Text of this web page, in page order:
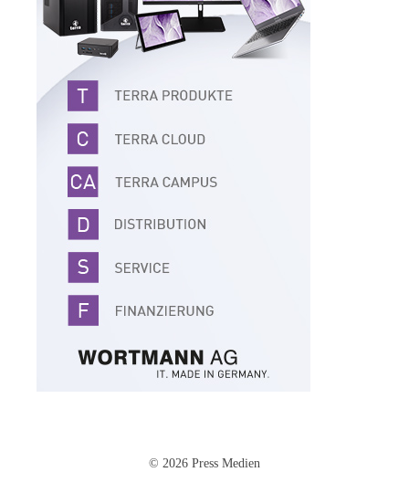
© 2026 Press Medien